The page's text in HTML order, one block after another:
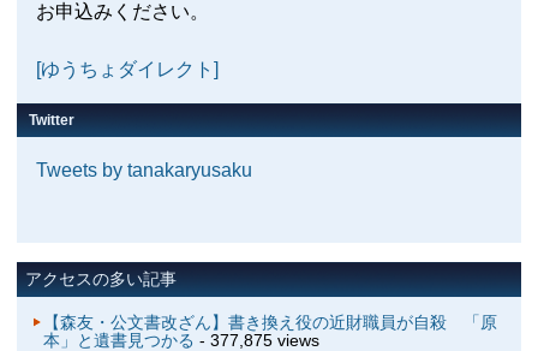
お申込みください。
[ゆうちょダイレクト]
Twitter
Tweets by tanakaryusaku
アクセスの多い記事
【森友・公文書改ざん】書き換え役の近財職員が自殺 「原
本」と遺書見つかる - 377,875 views